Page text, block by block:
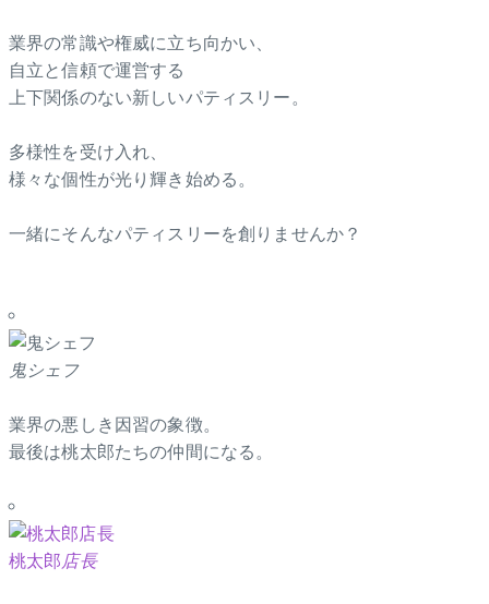
業界の常識や権威に立ち向かい、
自立と信頼で運営する
上下関係のない新しいパティスリー。
多様性を受け入れ、
様々な個性が光り輝き始める。
一緒にそんなパティスリーを創りませんか？
鬼シェフ
業界の悪しき因習の象徴。
最後は桃太郎たちの仲間になる。
桃太郎店長